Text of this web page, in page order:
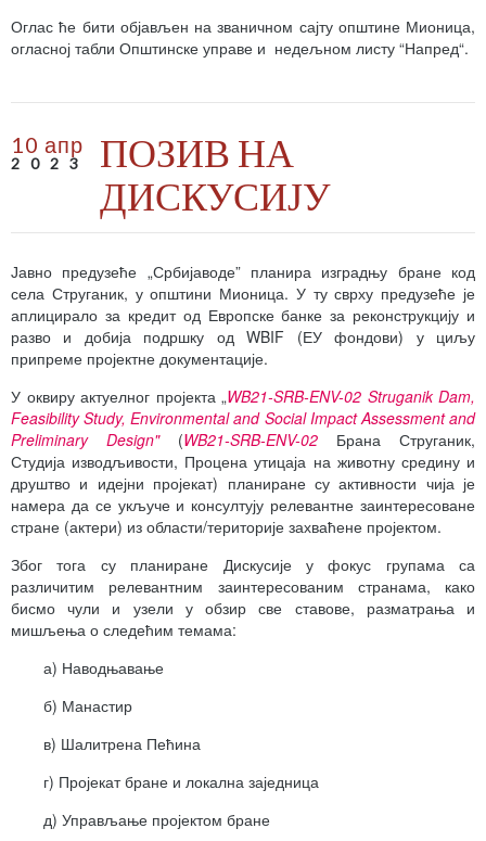
Оглас ће бити објављен на званичном сајту општине Мионица,
огласној табли Општинске управе и недељном листу “Напред“.
10 апр
2023
ПОЗИВ НА
ДИСКУСИЈУ
Јавно предузеће „Србијаводе” планира изградњу бране код
села Струганик, у општини Мионица. У ту сврху предузеће је
аплицирало за кредит од Европске банке за реконструкцију и
разво и добија подршку од WBIF (ЕУ фондови) у циљу
припреме пројектне документације.
У оквиру актуелног пројекта „WB21-SRB-ENV-02 Struganik Dam,
Feasibility Study, Environmental and Social Impact Assessment and
Preliminary Design"(WB21-SRB-ENV-02 Брана Струганик,
Студија изводљивости, Процена утицаја на животну средину и
друштво и идејни пројекат) планиране су активности чија је
намера да се укључе и консултују релевантне заинтересоване
стране (актери) из области/територије захваћене пројектом.
Због тога су планиране Дискусије у фокус групама са
различитим релевантним заинтересованим странама, како
бисмо чули и узели у обзир све ставове, разматрања и
мишљења о следећим темама:
а) Наводњавање
б) Манастир
в) Шалитрена Пећина
г) Пројекат бране и локална заједница
д) Управљање пројектом бране